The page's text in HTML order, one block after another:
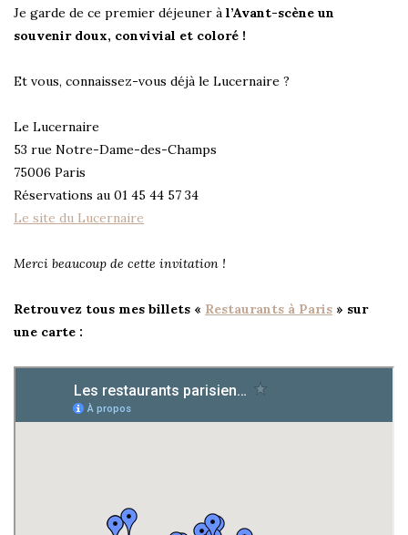
Je garde de ce premier déjeuner à l’Avant-scène un
souvenir doux, convivial et coloré !
Et vous, connaissez-vous déjà le Lucernaire ?
Le Lucernaire
53 rue Notre-Dame-des-Champs
75006 Paris
Réservations au 01 45 44 57 34
Le site du Lucernaire
Merci beaucoup de cette invitation !
Retrouvez tous mes billets « Restaurants à Paris » sur
une carte :